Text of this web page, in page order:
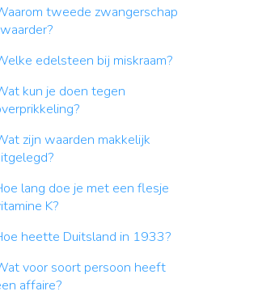
tweede zwangerschap
edelsteen bij miskraam?
kun je doen tegen
zijn waarden makkelijk
lang doe je met een flesje
K?
heette Duitsland in 1933?
voor soort persoon heeft
affaire?